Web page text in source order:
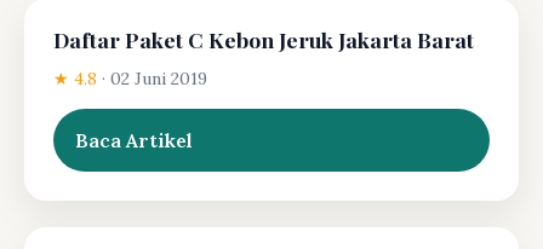
Daftar Paket C Kebon Jeruk Jakarta Barat
★ 4.8 · 02 Juni 2019
Baca Artikel